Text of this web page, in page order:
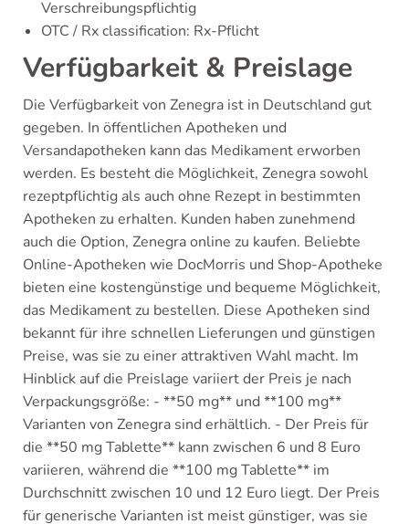
Verschreibungspflichtig
OTC / Rx classification: Rx-Pflicht
Verfügbarkeit & Preislage
Die Verfügbarkeit von Zenegra ist in Deutschland gut
gegeben. In öffentlichen Apotheken und
Versandapotheken kann das Medikament erworben
werden. Es besteht die Möglichkeit, Zenegra sowohl
rezeptpflichtig als auch ohne Rezept in bestimmten
Apotheken zu erhalten. Kunden haben zunehmend
auch die Option, Zenegra online zu kaufen. Beliebte
Online-Apotheken wie DocMorris und Shop-Apotheke
bieten eine kostengünstige und bequeme Möglichkeit,
das Medikament zu bestellen. Diese Apotheken sind
bekannt für ihre schnellen Lieferungen und günstigen
Preise, was sie zu einer attraktiven Wahl macht. Im
Hinblick auf die Preislage variiert der Preis je nach
Verpackungsgröße: - **50 mg** und **100 mg**
Varianten von Zenegra sind erhältlich. - Der Preis für
die **50 mg Tablette** kann zwischen 6 und 8 Euro
variieren, während die **100 mg Tablette** im
Durchschnitt zwischen 10 und 12 Euro liegt. Der Preis
für generische Varianten ist meist günstiger, was sie